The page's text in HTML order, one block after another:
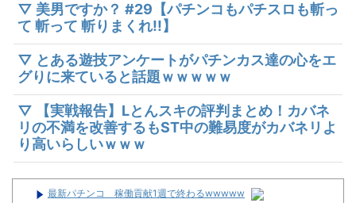
▽ 美男ですか？ #29【パチンコもパチスロも斬っ
て 斬って 斬りまくれ!!】
▽ とある遊技アンケートがパチンカス達の心をエ
グりに来ていると話題ｗｗｗｗｗ
▽ 【実戦報告】Lとんスキの評判まとめ！カバネ
リの不満を改善するもST中の難易度がカバネリよ
り高いらしいｗｗｗ
最新パチンコ 稼働貢献1週で終わるwwwww